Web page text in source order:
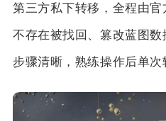
第三方私下转移，全程由官
不存在被找回、篡改蓝图数
步骤清晰，熟练操作后单次